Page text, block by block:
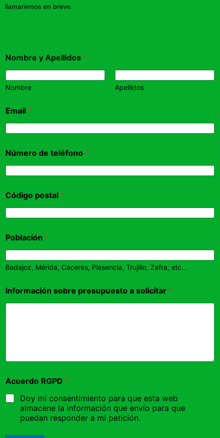
llamaremos en breve.
Nombre y Apellidos *
Nombre Apellidos
Email *
Número de teléfono *
Código postal *
Población *
Badajoz, Mérida, Cáceres, Plasencia, Trujillo, Zafra, etc...
Información sobre presupuesto a solicitar *
Acuerdo RGPD *
Doy mi consentimiento para que esta web
almacene la información que envío para que
puedan responder a mi petición.